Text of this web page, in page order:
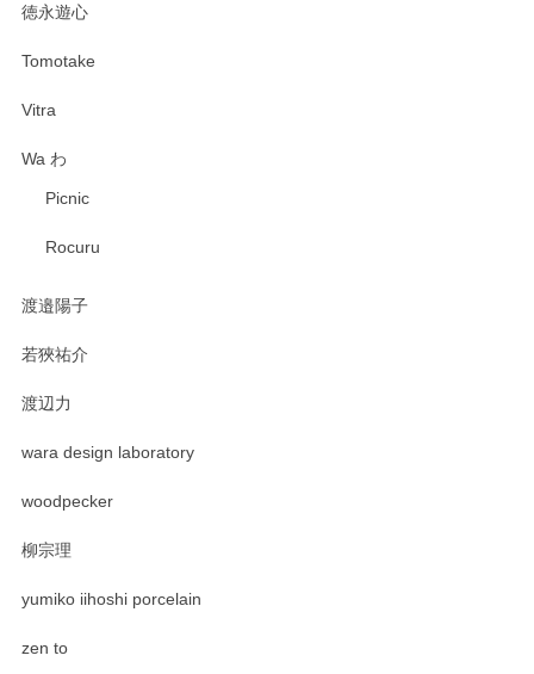
徳永遊心
Tomotake
Vitra
Wa わ
Picnic
Rocuru
渡邉陽子
若狹祐介
渡辺力
wara design laboratory
woodpecker
柳宗理
yumiko iihoshi porcelain
zen to